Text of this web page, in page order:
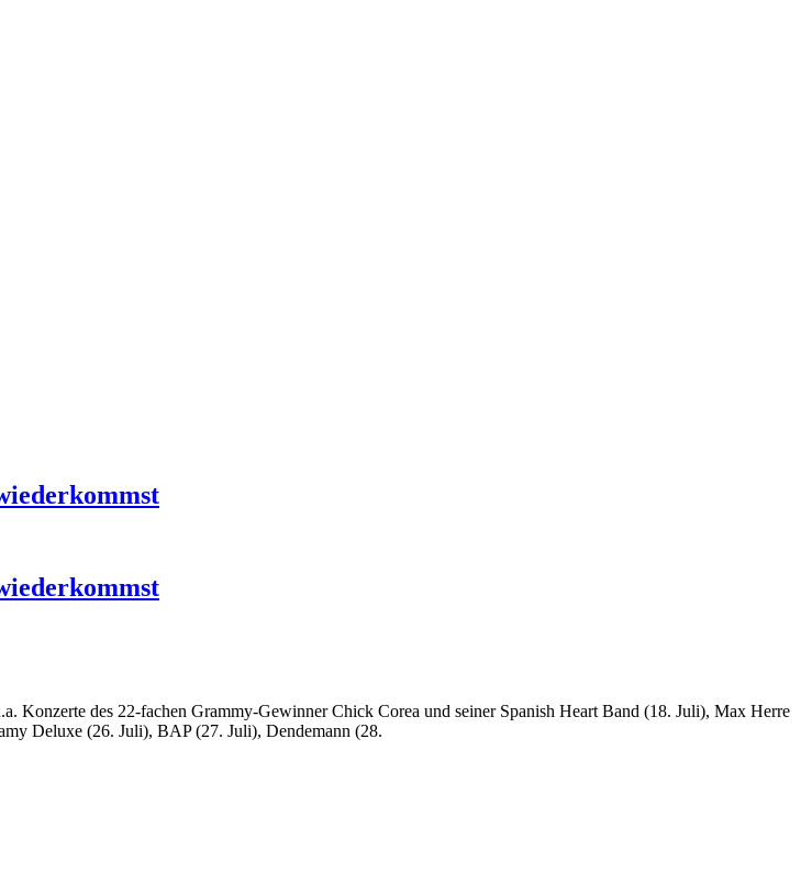
des 22-fachen Grammy-Gewinner Chick Corea und seiner Spanish Heart Band (18. Juli), Max Herre
Deluxe (26. Juli), BAP (27. Juli), Dendemann (28.